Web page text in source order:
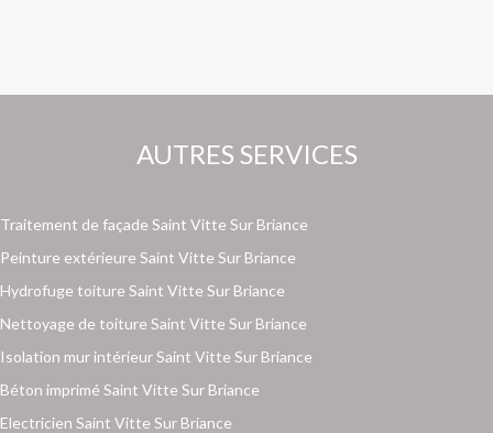
AUTRES SERVICES
Traitement de façade Saint Vitte Sur Briance
Peinture extérieure Saint Vitte Sur Briance
Hydrofuge toiture Saint Vitte Sur Briance
Nettoyage de toiture Saint Vitte Sur Briance
Isolation mur intérieur Saint Vitte Sur Briance
Béton imprimé Saint Vitte Sur Briance
Electricien Saint Vitte Sur Briance